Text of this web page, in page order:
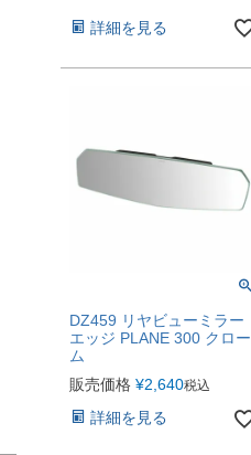
詳細を見る
DZ459 リヤビューミラー
エッジ PLANE 300 クロー
ム
販売価格 ¥2,640税込
詳細を見る